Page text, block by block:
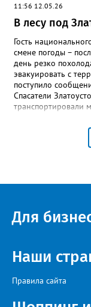
11:56 12.05.26
В лесу под
Гость
смене погоды –
день резко
эвакуировать с
поступило
Спасатели
транспортировали
пресс-центре ПСС
единственный
отметили в ПСС.
были гости из
Для
Наши
Правила сайта